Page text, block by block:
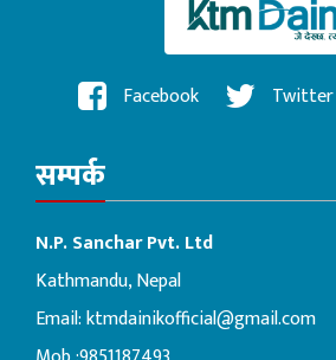
Facebook Twitter
सम्पर्क
N.P. Sanchar Pvt. Ltd
Kathmandu, Nepal
Email:ktmdainikofficial@gmail.com